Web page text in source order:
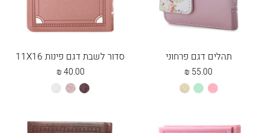
תהלים דגם פרחוני
55.00
₪
ורודמנטה שמנת
סדור לשבת דגם פינות 11X16
40.00
₪
חום כספסף
לבן